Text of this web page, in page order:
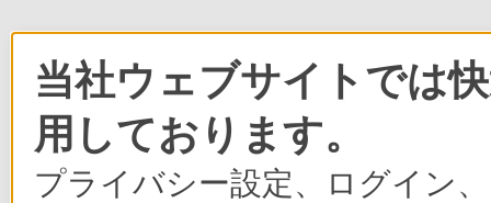
当社ウェブサイトでは
用しております。
プライバシー設定、ログイン